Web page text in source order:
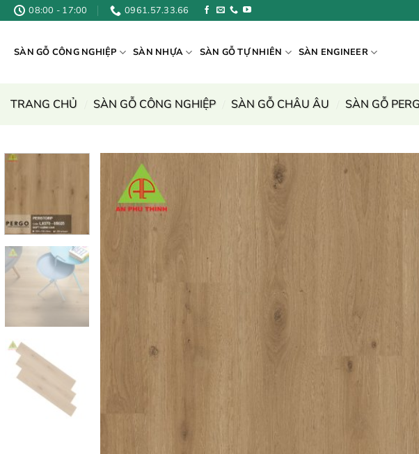
qua
dung
08:00 - 17:00 0961.57.33.66
SÀN GỖ CÔNG NGHIỆP SÀN NHỰA SÀN GỖ TỰ NHIÊN SÀN ENGINEER
TRANG CHỦ SÀN GỖ CÔNG NGHIỆP SÀN GỖ CHÂU ÂU SÀN GỖ